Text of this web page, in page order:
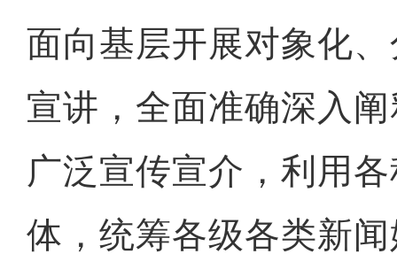
面向基层开展对象化
宣讲，全面准确深入
广泛宣传宣介，利用
体，统筹各级各类新